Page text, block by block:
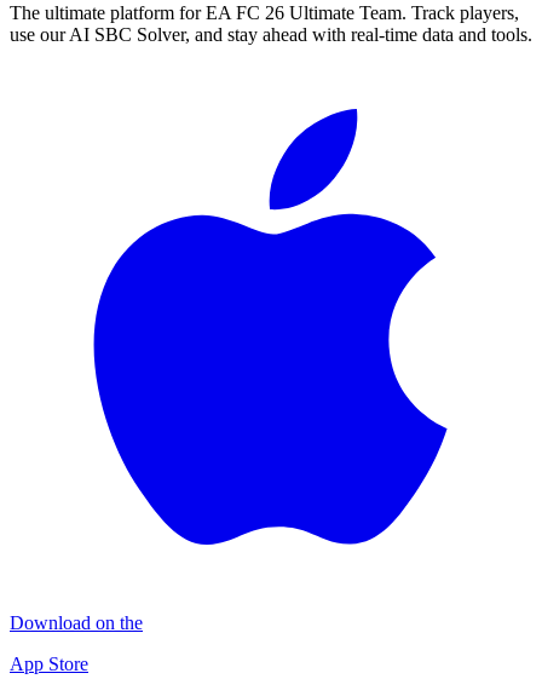
The ultimate platform for EA FC 26 Ultimate Team. Track players,
use our AI SBC Solver, and stay ahead with real-time data and tools.
Download on the
App Store